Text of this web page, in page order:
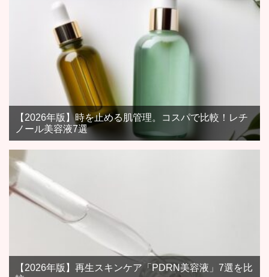
【2026年版】時を止める肌管理。コスパで比較！レチ
ノール美容液7選
【2026年版】再生スキンケア「PDRN美容液」7選を比